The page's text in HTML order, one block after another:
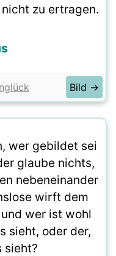
zu ertragen.
Bild →
wer gebildet sei
glaube nichts,
nebeneinander
wirft dem
wer ist wohl
sieht, oder der,
sieht?